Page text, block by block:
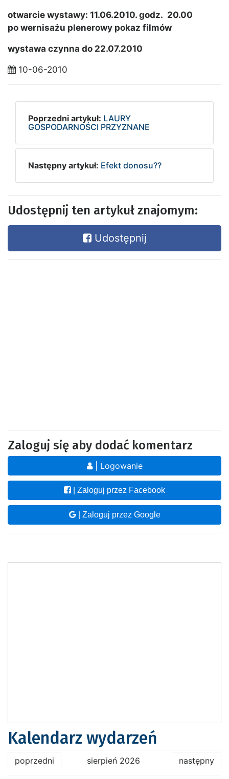
otwarcie wystawy: 11.06.2010. godz. 20.00
po wernisażu plenerowy pokaz filmów
wystawa czynna do 22.07.2010
10-06-2010
Poprzedni artykuł: LAURY
GOSPODARNOŚCI PRZYZNANE
Następny artykuł: Efekt donosu??
Udostępnij ten artykuł znajomym:
Udostępnij
Zaloguj się aby dodać komentarz
| Logowanie
| Zaloguj przez Facebook
| Zaloguj przez Google
Kalendarz wydarzeń
poprzedni sierpień 2026 następny